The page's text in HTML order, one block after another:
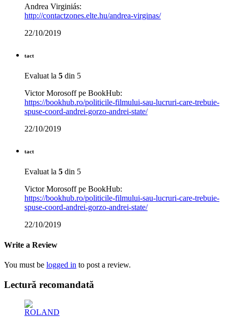
Andrea Virginiás:
http://contactzones.elte.hu/andrea-virginas/
22/10/2019
tact
Evaluat la 5 din 5
Victor Morosoff pe BookHub:
https://bookhub.ro/politicile-filmului-sau-lucruri-care-trebuie-
spuse-coord-andrei-gorzo-andrei-state/
22/10/2019
tact
Evaluat la 5 din 5
Victor Morosoff pe BookHub:
https://bookhub.ro/politicile-filmului-sau-lucruri-care-trebuie-
spuse-coord-andrei-gorzo-andrei-state/
22/10/2019
Write a Review
You must be logged in to post a review.
Lectură recomandată